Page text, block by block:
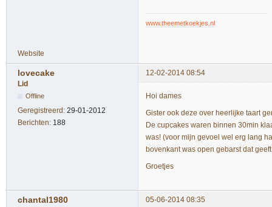
www.theemetkoekjes.nl
Website
lovecake
12-02-2014 08:54
Lid
Offline
Geregistreerd: 29-01-2012
Berichten: 188
Hoi dames
Gister ook deze over heerlijke taart
De cupcakes waren binnen 30min
was! (voor mijn gevoel wel erg lang
bovenkant was open gebarst dat
Groetjes
chantal1980 05-06-2014 08:35